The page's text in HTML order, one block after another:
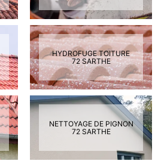
HYDROFUGE TOITURE
72 SARTHE
NETTOYAGE DE PIGNON
72 SARTHE